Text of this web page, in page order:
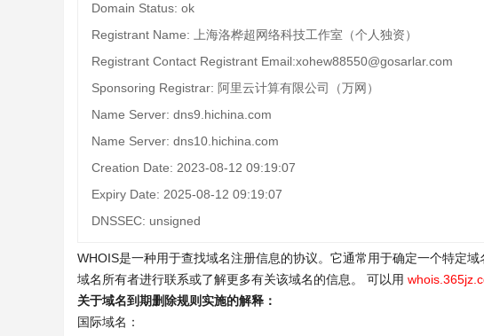
Domain Status: ok
Registrant Name: 上海洛桦超网络科技工作室（个人独资）
Registrant Contact Registrant Email:xohew88550@gosarlar.com
Sponsoring Registrar: 阿里云计算有限公司（万网）
Name Server: dns9.hichina.com
Name Server: dns10.hichina.com
Creation Date: 2023-08-12 09:19:07
Expiry Date: 2025-08-12 09:19:07
DNSSEC: unsigned
WHOIS是一种用于查找域名注册信息的协议。它通常用于确定一个特定
域名所有者进行联系或了解更多有关该域名的信息。 可以用
关于域名到期删除规则实施的解释：
国际域名：